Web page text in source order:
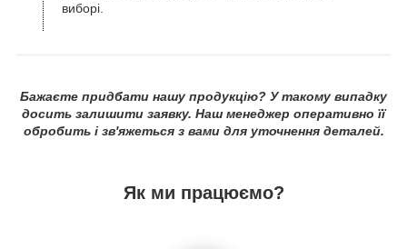
виборі.
Бажаєте придбати нашу продукцію? У такому випадку
досить залишити заявку. Наш менеджер оперативно її
обробить і зв'яжеться з вами для уточнення деталей.
Як ми працюємо?